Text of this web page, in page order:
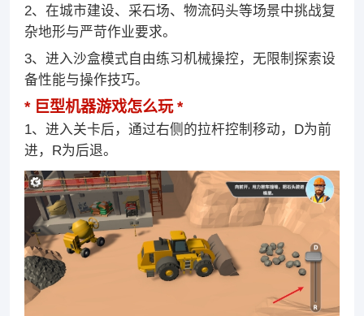
2、在城市建设、采石场、物流码头等场景中挑战复
杂地形与严苛作业要求。
3、进入沙盒模式自由练习机械操控，无限制探索设
备性能与操作技巧。
巨型机器游戏怎么玩
1、进入关卡后，通过右侧的拉杆控制移动，D为前
进，R为后退。